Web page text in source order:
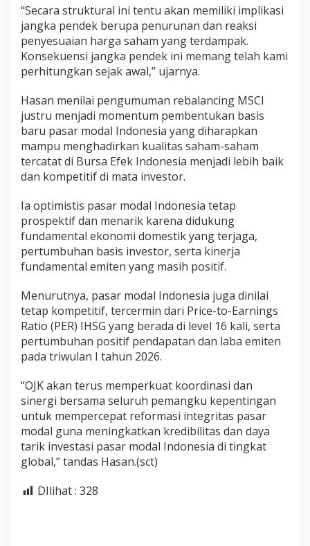
“Secara struktural ini tentu akan memiliki implikasi
jangka pendek berupa penurunan dan reaksi
penyesuaian harga saham yang terdampak.
Konsekuensi jangka pendek ini memang telah kami
perhitungkan sejak awal,” ujarnya.
Hasan menilai pengumuman rebalancing MSCI
justru menjadi momentum pembentukan basis
baru pasar modal Indonesia yang diharapkan
mampu menghadirkan kualitas saham-saham
tercatat di Bursa Efek Indonesia menjadi lebih baik
dan kompetitif di mata investor.
Ia optimistis pasar modal Indonesia tetap
prospektif dan menarik karena didukung
fundamental ekonomi domestik yang terjaga,
pertumbuhan basis investor, serta kinerja
fundamental emiten yang masih positif.
Menurutnya, pasar modal Indonesia juga dinilai
tetap kompetitif, tercermin dari Price-to-Earnings
Ratio (PER) IHSG yang berada di level 16 kali, serta
pertumbuhan positif pendapatan dan laba emiten
pada triwulan I tahun 2026.
“OJK akan terus memperkuat koordinasi dan
sinergi bersama seluruh pemangku kepentingan
untuk mempercepat reformasi integritas pasar
modal guna meningkatkan kredibilitas dan daya
tarik investasi pasar modal Indonesia di tingkat
global,” tandas Hasan.(sct)
DIlihat : 328